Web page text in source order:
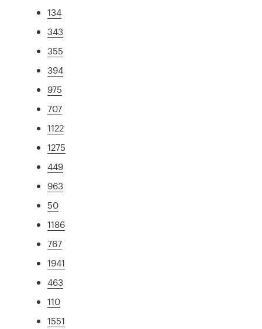
134
343
355
394
975
707
1122
1275
449
963
50
1186
767
1941
463
110
1551